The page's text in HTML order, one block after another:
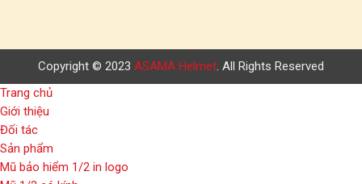
Copyright © 2023 ASAMA Helmet. All Rights Reserved
Trang chủ
Giới thiệu
Đối tác
Sản phẩm
Mũ bảo hiểm 1/2 in logo